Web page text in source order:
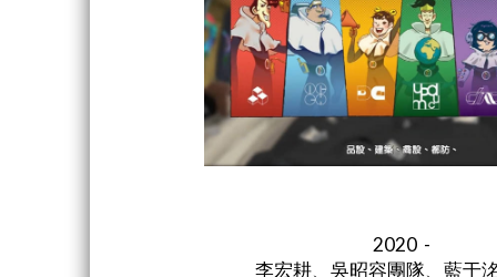
2020 -
李宏耕、吳昭容團隊、藍于